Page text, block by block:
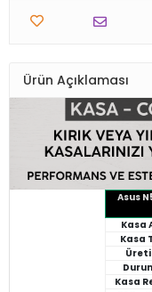
Ürün Açıklaması
Asus
Kasa
Kasa
Kasa